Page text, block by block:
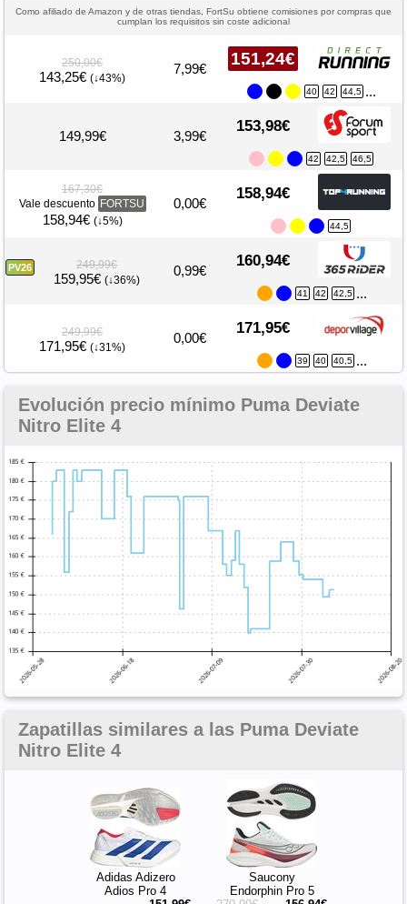
Como afiliado de Amazon y de otras tiendas, FortSu obtiene comisiones por compras que
cumplan los requisitos sin coste adicional
250,00€
143,25€ (↓43%)
7,99€
151,24€
40 42 44,5 ...
149,99€ 3,99€
153,98€
42 42,5 46,5
167,30€
Vale descuento FORTSU
158,94€ (↓5%)
0,00€
158,94€
44,5
PV26 249,99€
159,95€ (↓36%)
0,99€
160,94€
41 42 42,5 ...
249,99€
171,95€ (↓31%)
0,00€
171,95€
39 40 40,5 ...
Evolución precio mínimo Puma Deviate
Nitro Elite 4
Zapatillas similares a las Puma Deviate
Nitro Elite 4
Adidas Adizero
Adios Pro 4
Saucony
Endorphin Pro 5